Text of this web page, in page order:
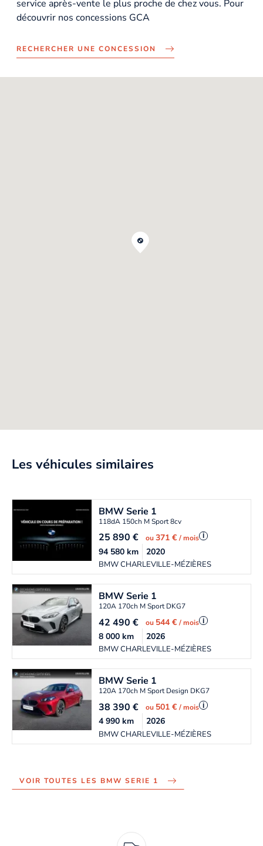
service après-vente le plus proche de chez vous. Pour
découvrir nos concessions GCA
RECHERCHER UNE CONCESSION
Les véhicules similaires
BMWSerie 1
118dA 150ch M Sport 8cv
25 890€ ou371 €/ mois i
BMW CHARLEVILLE-MÉZIÈRES
94 580km 2020
BMWSerie 1
120A 170ch M Sport DKG7
42 490€ ou 544 €/ mois i
BMW CHARLEVILLE-MÉZIÈRES
8 000km 2026
BMWSerie 1
120A 170ch M Sport Design DKG7
38 390€ ou 501 €/ mois i
BMW CHARLEVILLE-MÉZIÈRES
4 990km 2026
VOIR TOUTES LES BMW SERIE 1